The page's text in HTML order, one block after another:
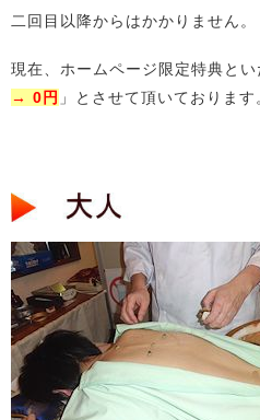
二回目以降からはかかりません。
現在、ホームページ限定特典とい
→ 0円 」とさせて頂いております